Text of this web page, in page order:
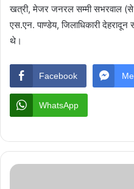
खत्री, मेजर जनरल सम्मी सभरवाल
एस.एन. पाण्डेय, जिलाधिकारी देहरादून
थे।
Facebook
WhatsApp